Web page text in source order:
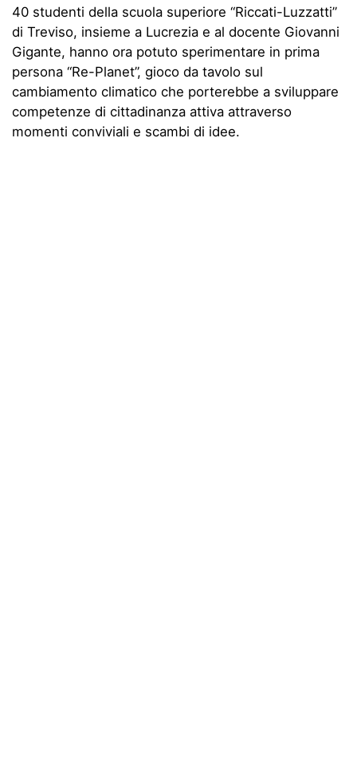
40 studenti della scuola superiore “Riccati-Luzzatti”
di Treviso, insieme a Lucrezia e al docente Giovanni
Gigante, hanno ora potuto sperimentare in prima
persona “Re-Planet”, gioco da tavolo sul
cambiamento climatico che porterebbe a sviluppare
competenze di cittadinanza attiva attraverso
momenti conviviali e scambi di idee.